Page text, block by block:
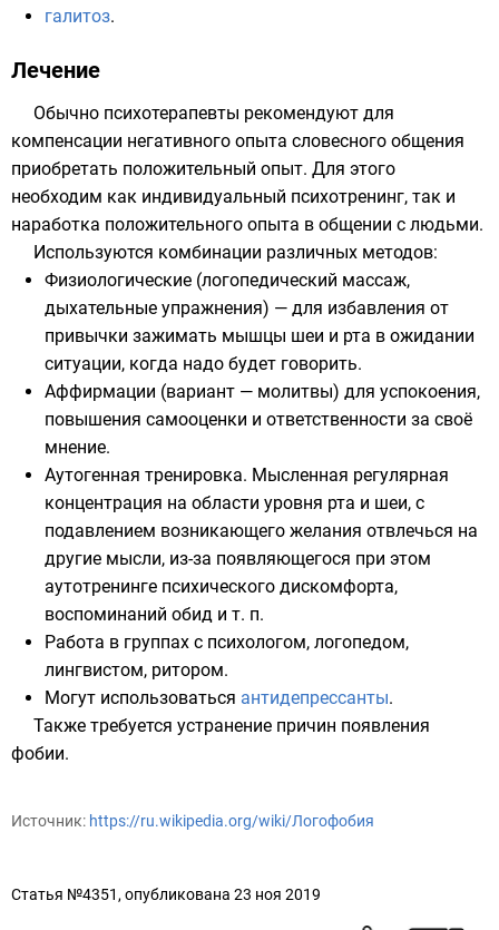
галитоз.
Лечение
Обычно психотерапевты рекомендуют для
компенсации негативного опыта словесного общения
приобретать положительный опыт. Для этого
необходим как индивидуальный психотренинг, так и
наработка положительного опыта в общении с людьми.
Используются комбинации различных методов:
Физиологические (логопедический массаж,
дыхательные упражнения) — для избавления от
привычки зажимать мышцы шеи и рта в ожидании
ситуации, когда надо будет говорить.
Аффирмации (вариант — молитвы) для успокоения,
повышения самооценки и ответственности за своё
мнение.
Аутогенная тренировка. Мысленная регулярная
концентрация на области уровня рта и шеи, с
подавлением возникающего желания отвлечься на
другие мысли, из-за появляющегося при этом
аутотренинге психического дискомфорта,
воспоминаний обид и т. п.
Работа в группах с психологом, логопедом,
лингвистом, ритором.
Могут использоваться антидепрессанты.
Также требуется устранение причин появления
фобии.
Источник: https://ru.wikipedia.org/wiki/Логофобия
Статья №4351, опубликована 23 ноя 2019